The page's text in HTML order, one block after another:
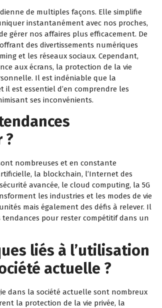
de multiples façons. Elle simplifie
instantanément avec nos proches,
gérer nos affaires plus efficacement. De
des divertissements numériques
et les réseaux sociaux. Cependant,
aux écrans, la protection de la vie
Il est indéniable que la
est essentiel d’en comprendre les
ses inconvénients.
?
nombreuses et en constante
la blockchain, l’Internet des
avancée, le cloud computing, la 5G
les industries et les modes de vie
mais également des défis à relever. Il
tendances pour rester compétitif dans un
liés à l’utilisation
actuelle ?
dans la société actuelle sont nombreux
la protection de la vie privée, la